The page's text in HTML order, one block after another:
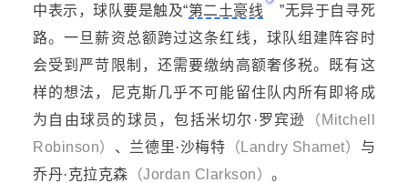
中表示，球队要是触及“第二土豪线
”无异于自寻死
路。一旦薪资总额跨过这条红线，球队组建阵容时
会受到严苛限制，还需要缴纳高额奢侈税。
既有这
样的想法 ，尼克斯几乎不可能留住队内所有即将成
为自由球员的球员，包括米切尔 ·罗宾逊 （ Mitchell
Robinson） 、兰德里·沙梅特 （ Landry Shamet） 与
乔丹·克拉克森 （Jordan Clarkson） 。